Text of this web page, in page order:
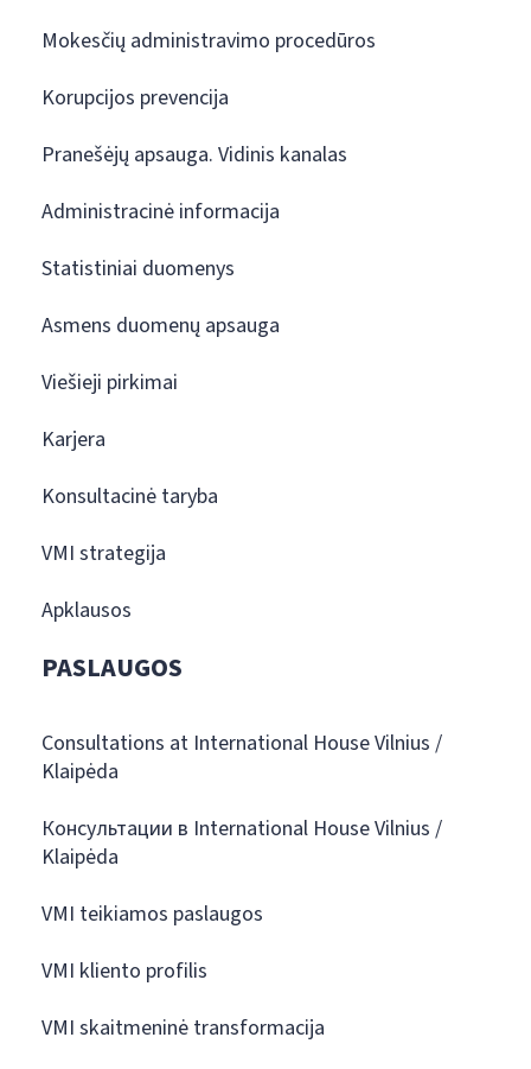
Mokesčių administravimo procedūros
Korupcijos prevencija
Pranešėjų apsauga. Vidinis kanalas
Administracinė informacija
Statistiniai duomenys
Asmens duomenų apsauga
Viešieji pirkimai
Karjera
Konsultacinė taryba
VMI strategija
Apklausos
PASLAUGOS
Consultations at International House Vilnius /
Klaipėda
Консультации в International House Vilnius /
Klaipėda
VMI teikiamos paslaugos
VMI kliento profilis
VMI skaitmeninė transformacija